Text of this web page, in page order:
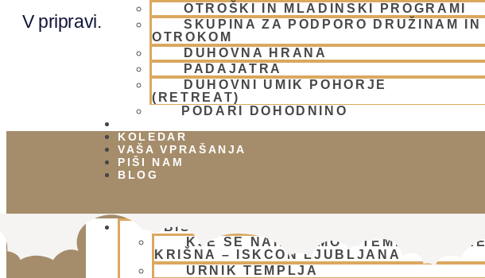
OTROŠKI IN MLADINSKI PROGRAMI
SKUPINA ZA PODPORO DRUŽINAM IN
OTROKOM
DUHOVNA HRANA
PADAJATRA
DUHOVNI UMIK POHORJE
(RETREAT)
PODARI DOHODNINO
KOLEDAR
VAŠA VPRAŠANJA
PIŠI NAM
BLOG
OBIŠČI NAS
KJE SE NAHAJAMO – TEMPELJ HARE
KRIŠNA – ISKCON LJUBLJANA
URNIK TEMPLJA
V pripravi.